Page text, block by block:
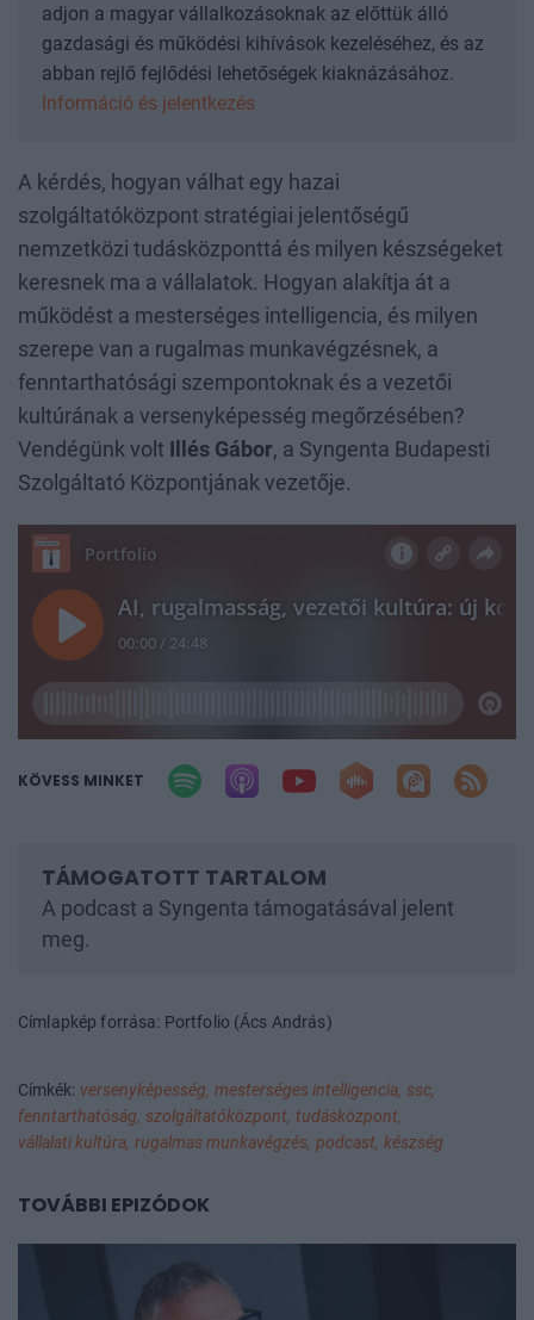
adjon a magyar vállalkozásoknak az előttük álló
gazdasági és működési kihívások kezeléséhez, és az
abban rejlő fejlődési lehetőségek kiaknázásához.
Információ és jelentkezés
A kérdés, hogyan válhat egy hazai
szolgáltatóközpont stratégiai jelentőségű
nemzetközi tudásközponttá és milyen készségeket
keresnek ma a vállalatok. Hogyan alakítja át a
működést a mesterséges intelligencia, és milyen
szerepe van a rugalmas munkavégzésnek, a
fenntarthatósági szempontoknak és a vezetői
kultúrának a versenyképesség megőrzésében?
Vendégünk volt Illés Gábor, a Syngenta Budapesti
Szolgáltató Központjának vezetője.
KÖVESS MINKET
A podcast a Syngenta támogatásával jelent
meg.
Címlapkép forrása: Portfolio (Ács András)
Címkék: versenyképesség, mesterséges intelligencia, ssc,
fenntarthatóság, szolgáltatóközpont, tudásközpont,
vállalati kultúra, rugalmas munkavégzés, podcast, készség
TOVÁBBI EPIZÓDOK